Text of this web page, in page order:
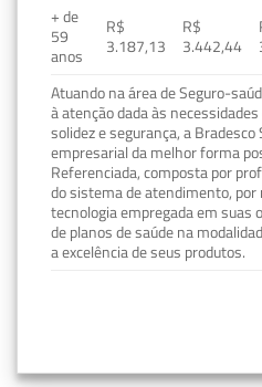
+ de
59
anos
R$
3.187,13
R$
3.442,44
Atuando na área de Seguro-
à atenção dada às
solidez e segurança, a
empresarial da melhor forma
Referenciada, composta por
do sistema de atendimento,
tecnologia empregada em suas
de planos de saúde na
a excelência de seus produtos.